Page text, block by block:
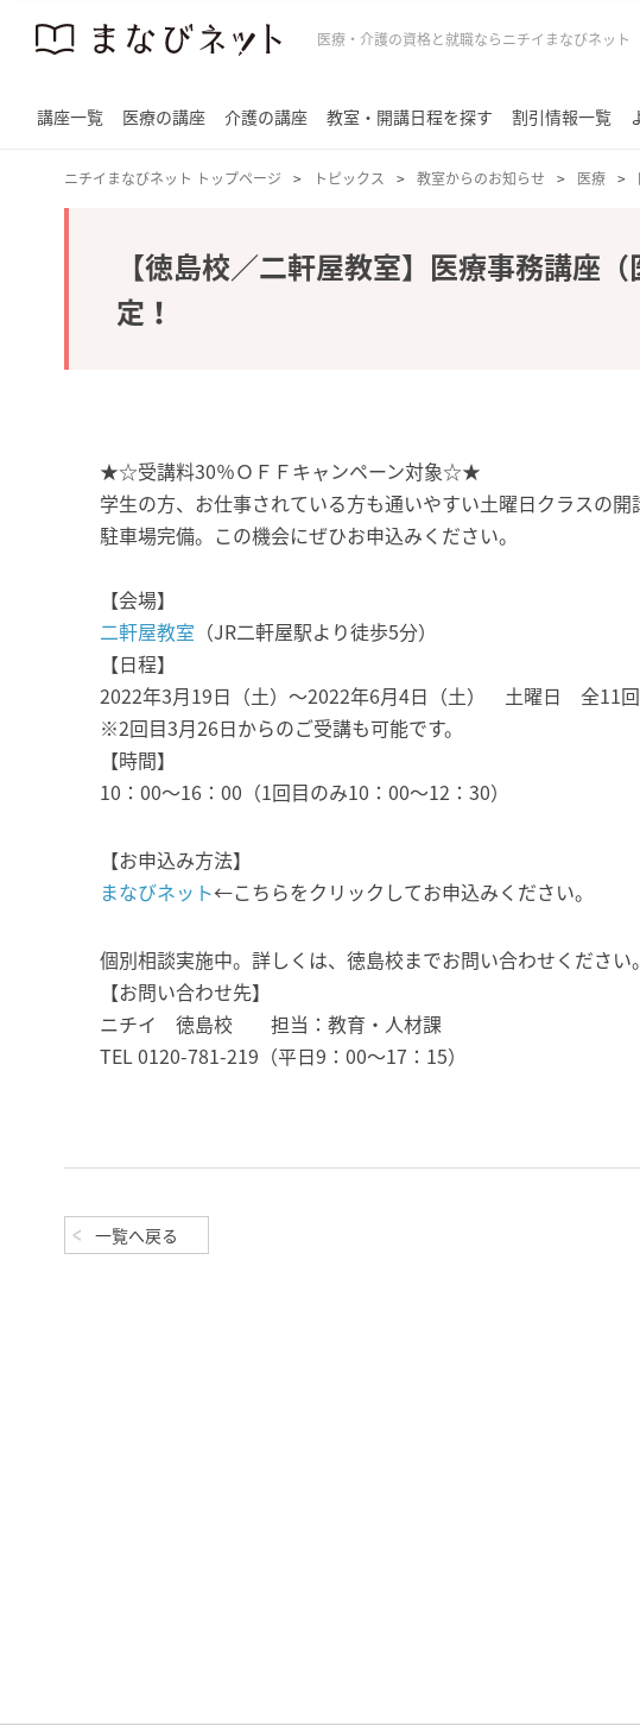
医療・介護の資格と就職ならニチイまなびネット
講座一覧 医療の講座 介護の講座 教室・開講日程を探す 割引情報一覧
ニチイまなびネット トップページ トピックス 教室からのお知らせ 医療
【徳島校／二軒屋教室】医療事務講座
定！
★☆受講料30％ＯＦＦキャンペーン対象☆★
学生の方、お仕事されている方も通いやすい土曜日クラスの開
駐車場完備。この機会にぜひお申込みください。
【会場】
二軒屋教室 （JR二軒屋駅より徒歩5分）
【日程】
2022年3月19日（土）～2022年6月4日（土） 土曜日 全11回
※2回目3月26日からのご受講も可能です。
【時間】
10：00～16：00（1回目のみ10：00～12：30）
【お申込み方法】
まなびネット←こちらをクリックしてお申込みください。
個別相談実施中。詳しくは、徳島校までお問い合わせください。
【お問い合わせ先】
ニチイ 徳島校 担当：教育・人材課
TEL 0120-781-219（平日9：00～17：15）
一覧へ戻る